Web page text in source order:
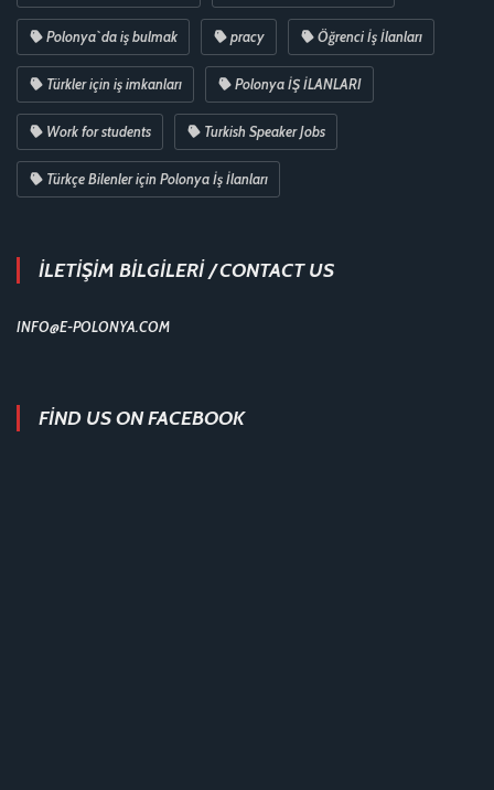
Polonya`da iş bulmak pracy Öğrenci İş İlanları
Türkler için iş imkanları Polonya İŞ İLANLARI
Work for students Turkish Speaker Jobs
Türkçe Bilenler için Polonya İş İlanları
İLETİŞİM BİLGİLERİ / CONTACT US
INFO@E-POLONYA.COM
FIND US ON FACEBOOK